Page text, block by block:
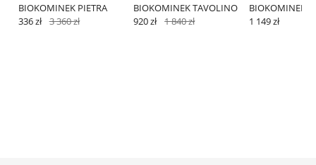
BIOKOMINEK PIETRA
336 zł 3 360 zł
BIOKOMINEK TAVOLINO
920 zł 1 840 zł
BIOKOMINEK
1 149 zł